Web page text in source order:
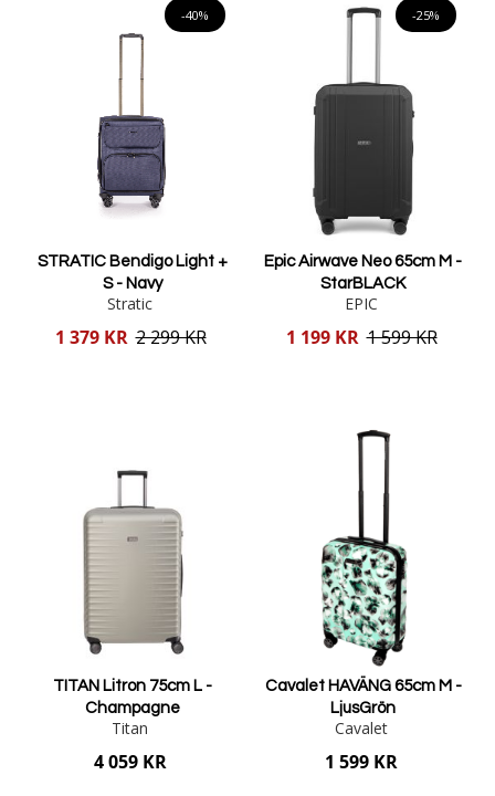
-40%
STRATIC Bendigo Light +
S - Navy
Stratic
Reducerat
1 379 KR 2 299 KR
-25%
Epic Airwave Neo 65cm M -
StarBLACK
EPIC
Reducerat
1 199 KR 1 599 KR
TITAN Litron 75cm L -
Champagne
Titan
4 059 KR
Cavalet HAVÄNG 65cm M -
LjusGrön
Cavalet
1 599 KR